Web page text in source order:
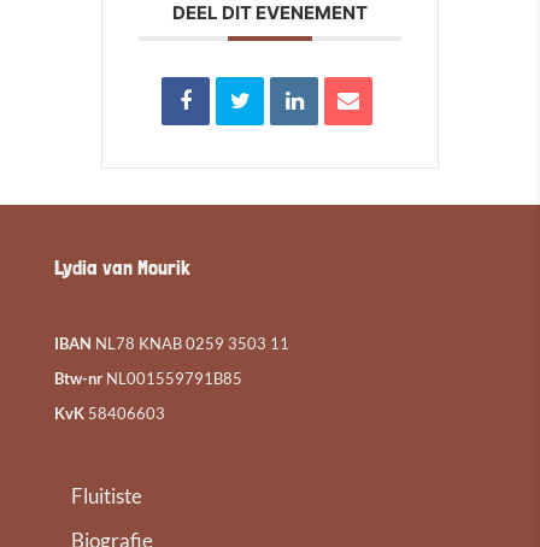
DEEL DIT EVENEMENT
Lydia van Mourik
IBAN NL78 KNAB 0259 3503 11
Btw-nrNL001559791B85
KvK58406603
Fluitiste
Biografie